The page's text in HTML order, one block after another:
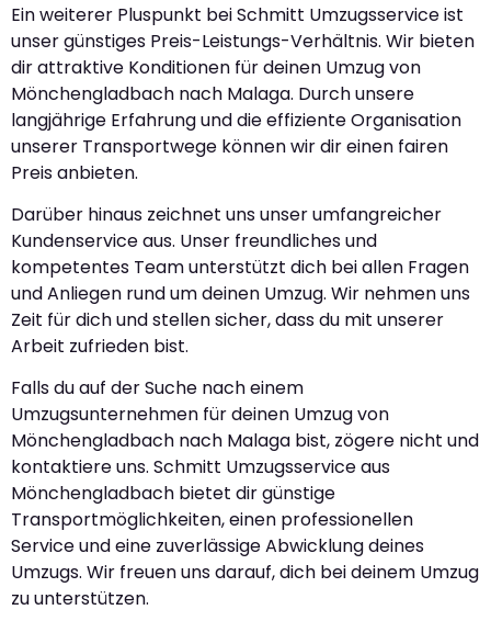
Ein weiterer Pluspunkt bei Schmitt Umzugsservice ist
unser günstiges Preis-Leistungs-Verhältnis. Wir bieten
dir attraktive Konditionen für deinen Umzug von
Mönchengladbach nach Malaga. Durch unsere
langjährige Erfahrung und die effiziente Organisation
unserer Transportwege können wir dir einen fairen
Preis anbieten.
Darüber hinaus zeichnet uns unser umfangreicher
Kundenservice aus. Unser freundliches und
kompetentes Team unterstützt dich bei allen Fragen
und Anliegen rund um deinen Umzug. Wir nehmen uns
Zeit für dich und stellen sicher, dass du mit unserer
Arbeit zufrieden bist.
Falls du auf der Suche nach einem
Umzugsunternehmen für deinen Umzug von
Mönchengladbach nach Malaga bist, zögere nicht und
kontaktiere uns. Schmitt Umzugsservice aus
Mönchengladbach bietet dir günstige
Transportmöglichkeiten, einen professionellen
Service und eine zuverlässige Abwicklung deines
Umzugs. Wir freuen uns darauf, dich bei deinem Umzug
zu unterstützen.